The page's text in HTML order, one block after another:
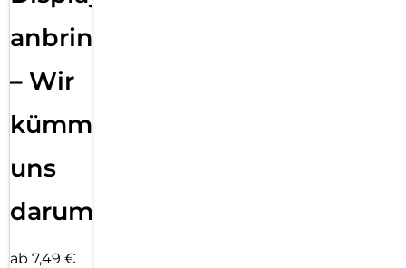
anbringen
– Wir
kümmern
uns
darum!
ab 7,49 €